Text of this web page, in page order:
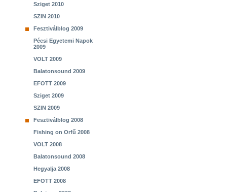
Sziget 2010
SZIN 2010
Fesztiválblog 2009
Pécsi Egyetemi Napok
2009
VOLT 2009
Balatonsound 2009
EFOTT 2009
Sziget 2009
SZIN 2009
Fesztiválblog 2008
Fishing on Orfű 2008
VOLT 2008
Balatonsound 2008
Hegyalja 2008
EFOTT 2008